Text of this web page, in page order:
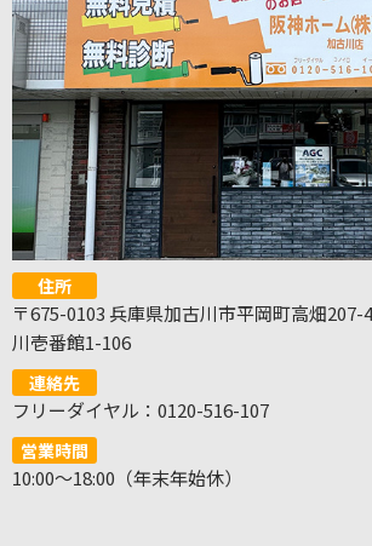
住所
〒675-0103 兵庫県加古川市平岡町高畑207-
川壱番館1-106
連絡先
フリーダイヤル：0120-516-107
営業時間
10:00～18:00（年末年始休）